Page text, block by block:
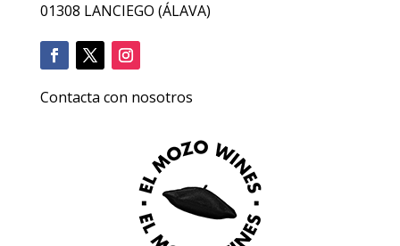
01308 LANCIEGO (ÁLAVA)
Contacta con nosotros